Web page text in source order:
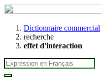
Dictionnaire commercial
recherche
effet d'interaction